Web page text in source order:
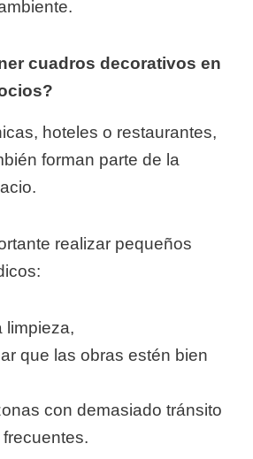
cuadros decorativos en
hoteles o restaurantes,
forman parte de la
realizar pequeños
limpieza,
que las obras estén bien
con demasiado tránsito